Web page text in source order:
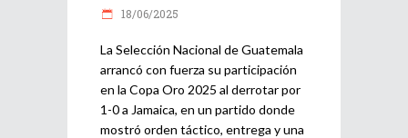
18/06/2025
La Selección Nacional de Guatemala
arrancó con fuerza su participación
en la Copa Oro 2025 al derrotar por
1-0 a Jamaica, en un partido donde
mostró orden táctico, entrega y una